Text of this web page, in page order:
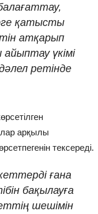
қатысты
атқарып
үкімі
ретінде
арқылы
тексереді.
ғана
бақылауға
шешімін